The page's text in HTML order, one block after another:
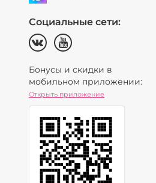
Социальные сети:
Бонусы и скидки в
мобильном приложении:
Открыть приложение